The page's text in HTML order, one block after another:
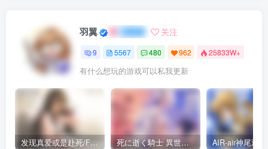
罗伊德必须想办法解除封印，击败魔王 ————————在
重要的妹妹变成自己不认识的人之前。
游戏玩法：
在充满细节的世界中旅行，遇见形形色色的角色，几乎每个
人都有自己的故事和任务。通过制作物品和升级装备来提升
实力。与镇上的居民交谈，搜集任何可能帮助托莉娜的信
息，只是她的病情会随着体内魔血的觉醒不断恶化。踏出小
羽翼 关注
9 5567 480 962 25833W+
有什么想玩的游戏可以私我更新
发现真爱或是赴死/Find Love or Die Trying（PC端） 死に逝く騎士 異世界に響く断末魔 /死馆2（安卓直装＋KRKR＋PC端）